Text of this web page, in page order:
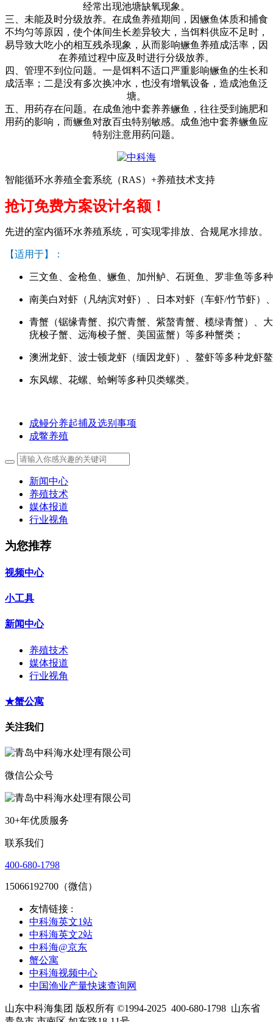
经常出现池塘缺氧现象。
三、未能及时分级放养。在成鱼养殖期间，因鳜鱼体质和捕食
不均匀等原因，使个体间生长差异较大，当饵料供应不足时，
易导致大吃小的相互残杀现象，从而影响鳜鱼养殖成活率，因
在养殖过程中应及时进行分级放养。
四、管理不到位问题。一是饵料不适口严重影响鳜鱼的生长和
成活率；二是没有多次换冲水，也没有增氧设备，造成池鱼泛
塘。
五、用药存在问题。在成鱼池中套养养鳜鱼，往往受到施肥和
用药的影响，而鳜鱼对敌百虫特别敏感。成鱼池中套养鳜鱼应
特别注意用药问题。
智能循环水养殖全套系统（RAS）+养殖技术支持
抢订免费方案设计名额！
先进的室内循环水养殖系统，可实现零排放、合规尾水排放。
【适用于】：
三文鱼、金枪鱼、鳜鱼、加州鲈、石斑鱼、罗非鱼等多
南美白对虾（凡纳滨对虾）、日本对虾（车虾/竹节虾）
青蟹（锯缘青蟹、拟穴青蟹、紫螯青蟹、榄绿青蟹）、
疣梭子蟹、远海梭子蟹、美国蓝蟹）等多种蟹类；
澳洲龙虾、波士顿龙虾（缅因龙虾）、鳌虾等多种龙虾
东风螺、花螺、蛤蜊等多种贝类螺类。
成鳗分养起捕及选别事项
成鳖养殖
新闻中心
养殖技术
媒体报道
行业视角
为您推荐
视频中心
小工具
新闻中心
养殖技术
媒体报道
行业视角
★蟹公寓
关注我们
微信公众号
30+年优质服务
联系我们
400-680-1798
15066192700（微信）
友情链接 :
中科海英文1站
中科海英文2站
中科海@京东
蟹公寓
中科海视频中心
中国渔业产量快速查询网
山东中科海集团 版权所有 ©1994-2025 400-680-1798 山东省